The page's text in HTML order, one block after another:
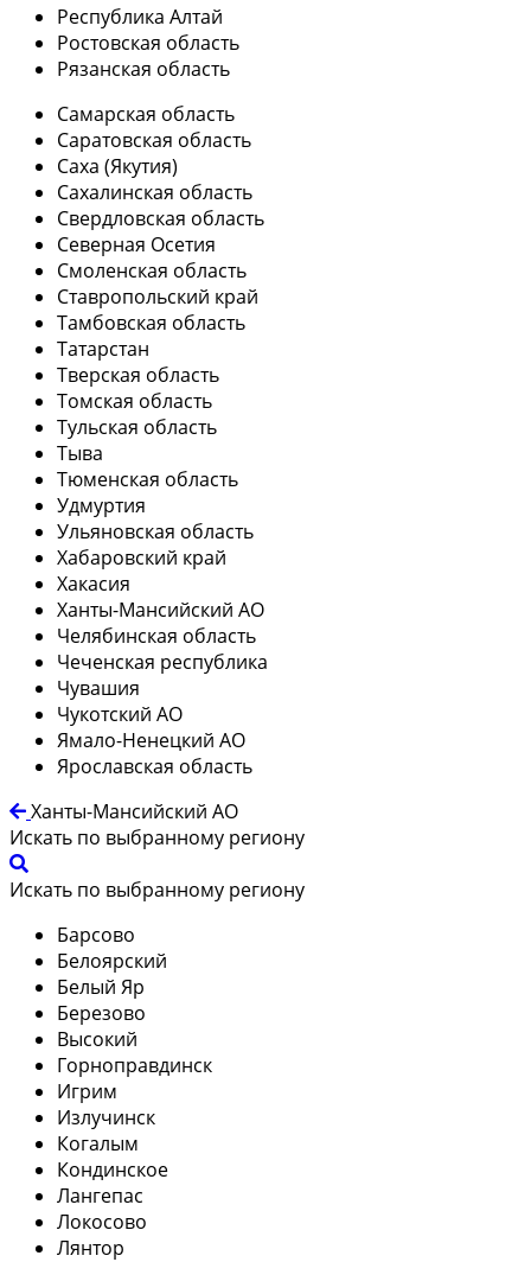
Республика Алтай
Ростовская область
Рязанская область
Самарская область
Саратовская область
Саха (Якутия)
Сахалинская область
Свердловская область
Северная Осетия
Смоленская область
Ставропольский край
Тамбовская область
Татарстан
Тверская область
Томская область
Тульская область
Тыва
Тюменская область
Удмуртия
Ульяновская область
Хабаровский край
Хакасия
Ханты-Мансийский АО
Челябинская область
Чеченская республика
Чувашия
Чукотский АО
Ямало-Ненецкий АО
Ярославская область
Ханты-Мансийский АО
Искать по выбранному региону
Искать по выбранному региону
Барсово
Белоярский
Белый Яр
Березово
Высокий
Горноправдинск
Игрим
Излучинск
Когалым
Кондинское
Лангепас
Локосово
Лянтор